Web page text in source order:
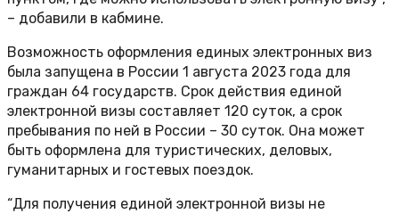
– добавили в кабмине.
Возможность оформления единых электронных виз
была запущена в России 1 августа 2023 года для
граждан 64 государств. Срок действия единой
электронной визы составляет 120 суток, а срок
пребывания по ней в России – 30 суток. Она может
быть оформлена для туристических, деловых,
гуманитарных и гостевых поездок.
“Для получения единой электронной визы не